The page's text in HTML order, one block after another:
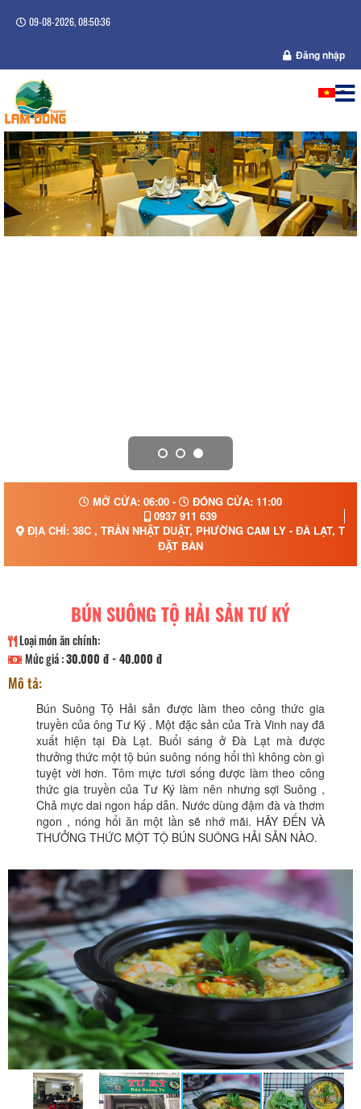
09-08-2026, 08:50:37
Đăng nhập
MỞ CỬA: 06:00 -
ĐÓNG CỬA: 11:00
0937 911 639
ĐỊA CHỈ: 38C , TRẦN NHẬT DUẬT, PHƯỜNG CAM LY - ĐÀ LẠT,
ĐẶT BÀN
BÚN SUÔNG TỘ HẢI SẢN TƯ KÝ
Loại món ăn chính:
Mức giá :30.000 đ - 40.000 đ
Mô tả:
Bún Suông Tộ Hải sản được làm theo công thức gia
truyền của ông Tư Ký . Một đặc sản của Trà Vinh nay đã
xuất hiện tại Đà Lạt. Buổi sáng ở Đà Lạt mà được
thưởng thức một tộ bún suông nóng hổi thì không còn gì
tuyệt vời hơn. Tôm mực tươi sống được làm theo công
thức gia truyền của Tư Ký làm nên nhưng sợi Suông ,
Chả mực dai ngon hấp dẫn. Nước dùng đậm đà và thơm
ngon , nóng hổi ăn một lần sẽ nhớ mãi. HÃY ĐẾN VÀ
THƯỞNG THỨC MỘT TỘ BÚN SUÔNG HẢI SẢN NÀO.